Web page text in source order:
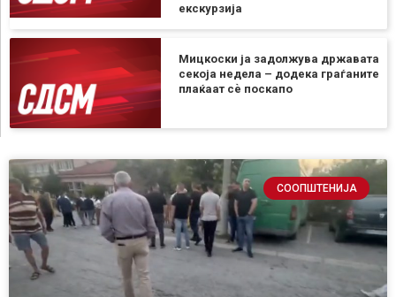
екскурзија
Мицкоски ја задолжува државата
секоја недела – додека граѓаните
плаќаат сѐ поскапо
СООПШТЕНИЈА